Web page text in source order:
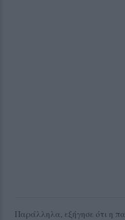
Παράλληλα, εξήγησε ότι η